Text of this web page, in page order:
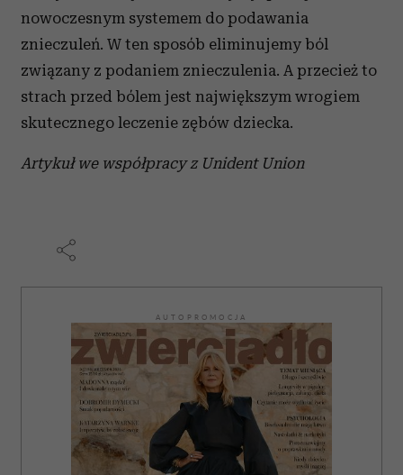
nowoczesnym systemem do podawania
znieczuleń. W ten sposób eliminujemy ból
związany z podaniem znieczulenia. A przecież to
strach przed bólem jest największym wrogiem
skutecznego leczenie zębów dziecka.
Artykuł we współpracy z Unident Union
AUTOPROMOCJA